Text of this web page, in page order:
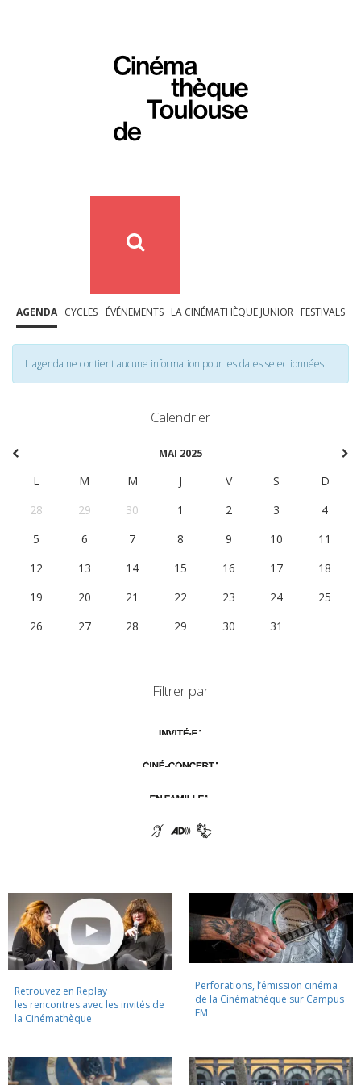
AGENDA CYCLES ÉVÉNEMENTS LA CINÉMATHÈQUE JUNIOR FESTIVALS
L'agenda ne contient aucune information pour les dates selectionnées
Calendrier
MAI 2025
L M M J V S
D
28
29 30 1 2 3
4
5
6 7 8 9 10
11
12
13 14 15 16 17
18
19
20 21 22 23 24
25
26
27 28 29 30 31
Filtrer par
Retrouvez en Replay
les rencontres avec les invités de
la Cinémathèque
Perforations, l’émission cinéma
de la Cinémathèque sur Campus
FM